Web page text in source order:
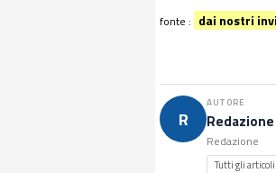
fonte : dai nostri
R
AUTORE
Redazione
Redazione
Tutti gli